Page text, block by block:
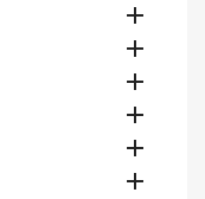





